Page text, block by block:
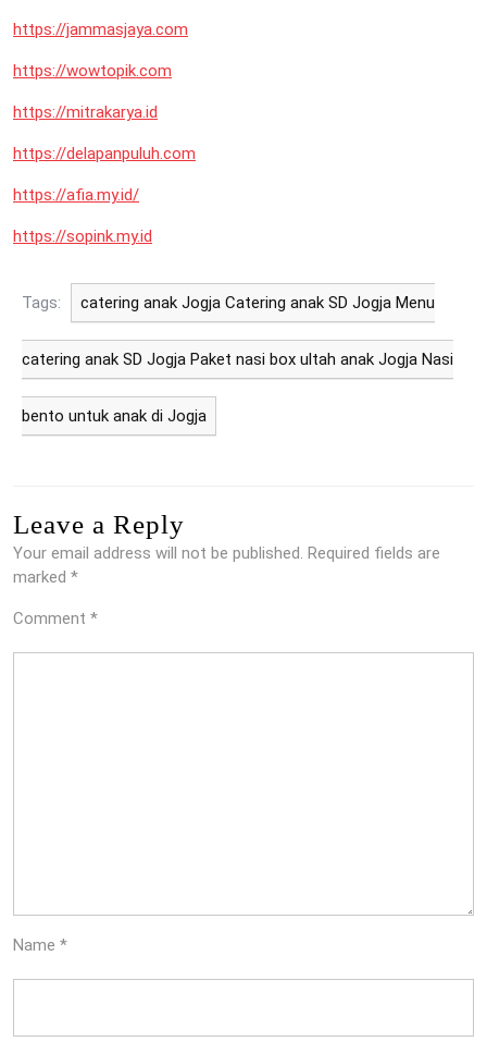
https://jammasjaya.com
https://wowtopik.com
https://mitrakarya.id
https://delapanpuluh.com
https://afia.my.id/
https://sopink.my.id
Tags: catering anak Jogja Catering anak SD Jogja Menu
catering anak SD Jogja Paket nasi box ultah anak Jogja Nasi
bento untuk anak di Jogja
Leave a Reply
Your email address will not be published. Required fields are
marked *
Comment *
Name *